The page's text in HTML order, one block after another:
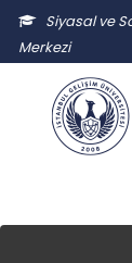
Siyasal ve
Merkezi